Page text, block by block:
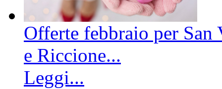
Offerte febbraio per
e Riccione...
Leggi...